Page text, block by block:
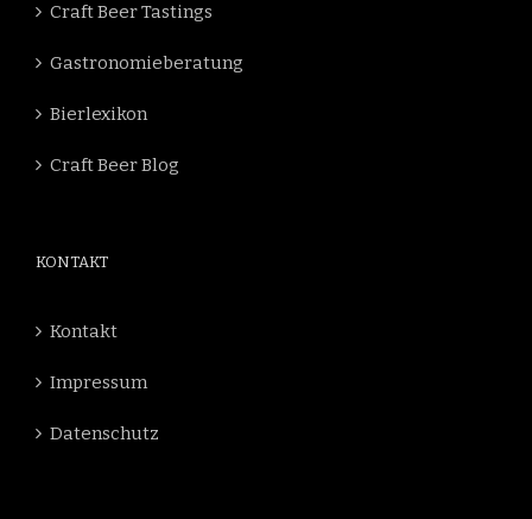
Craft Beer Tastings
Gastronomieberatung
Bierlexikon
Craft Beer Blog
KONTAKT
Kontakt
Impressum
Datenschutz